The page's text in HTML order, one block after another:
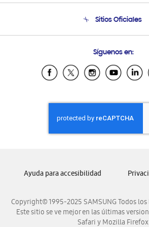
Condiciones de Compra
Soporte vía eMail
Sitios Oficiales
Samsung Ecuador
Samsung El Salvador
Samsung Honduras
Samsung Nicaragua
Samsung Panamá
Samsung Venezuela
Síguenos en:
Copyright© 1995-2025 SAMSUNG Todos los
Este sitio se ve mejor en las últimas
Safari y Mozilla
Ayuda para accesibilidad